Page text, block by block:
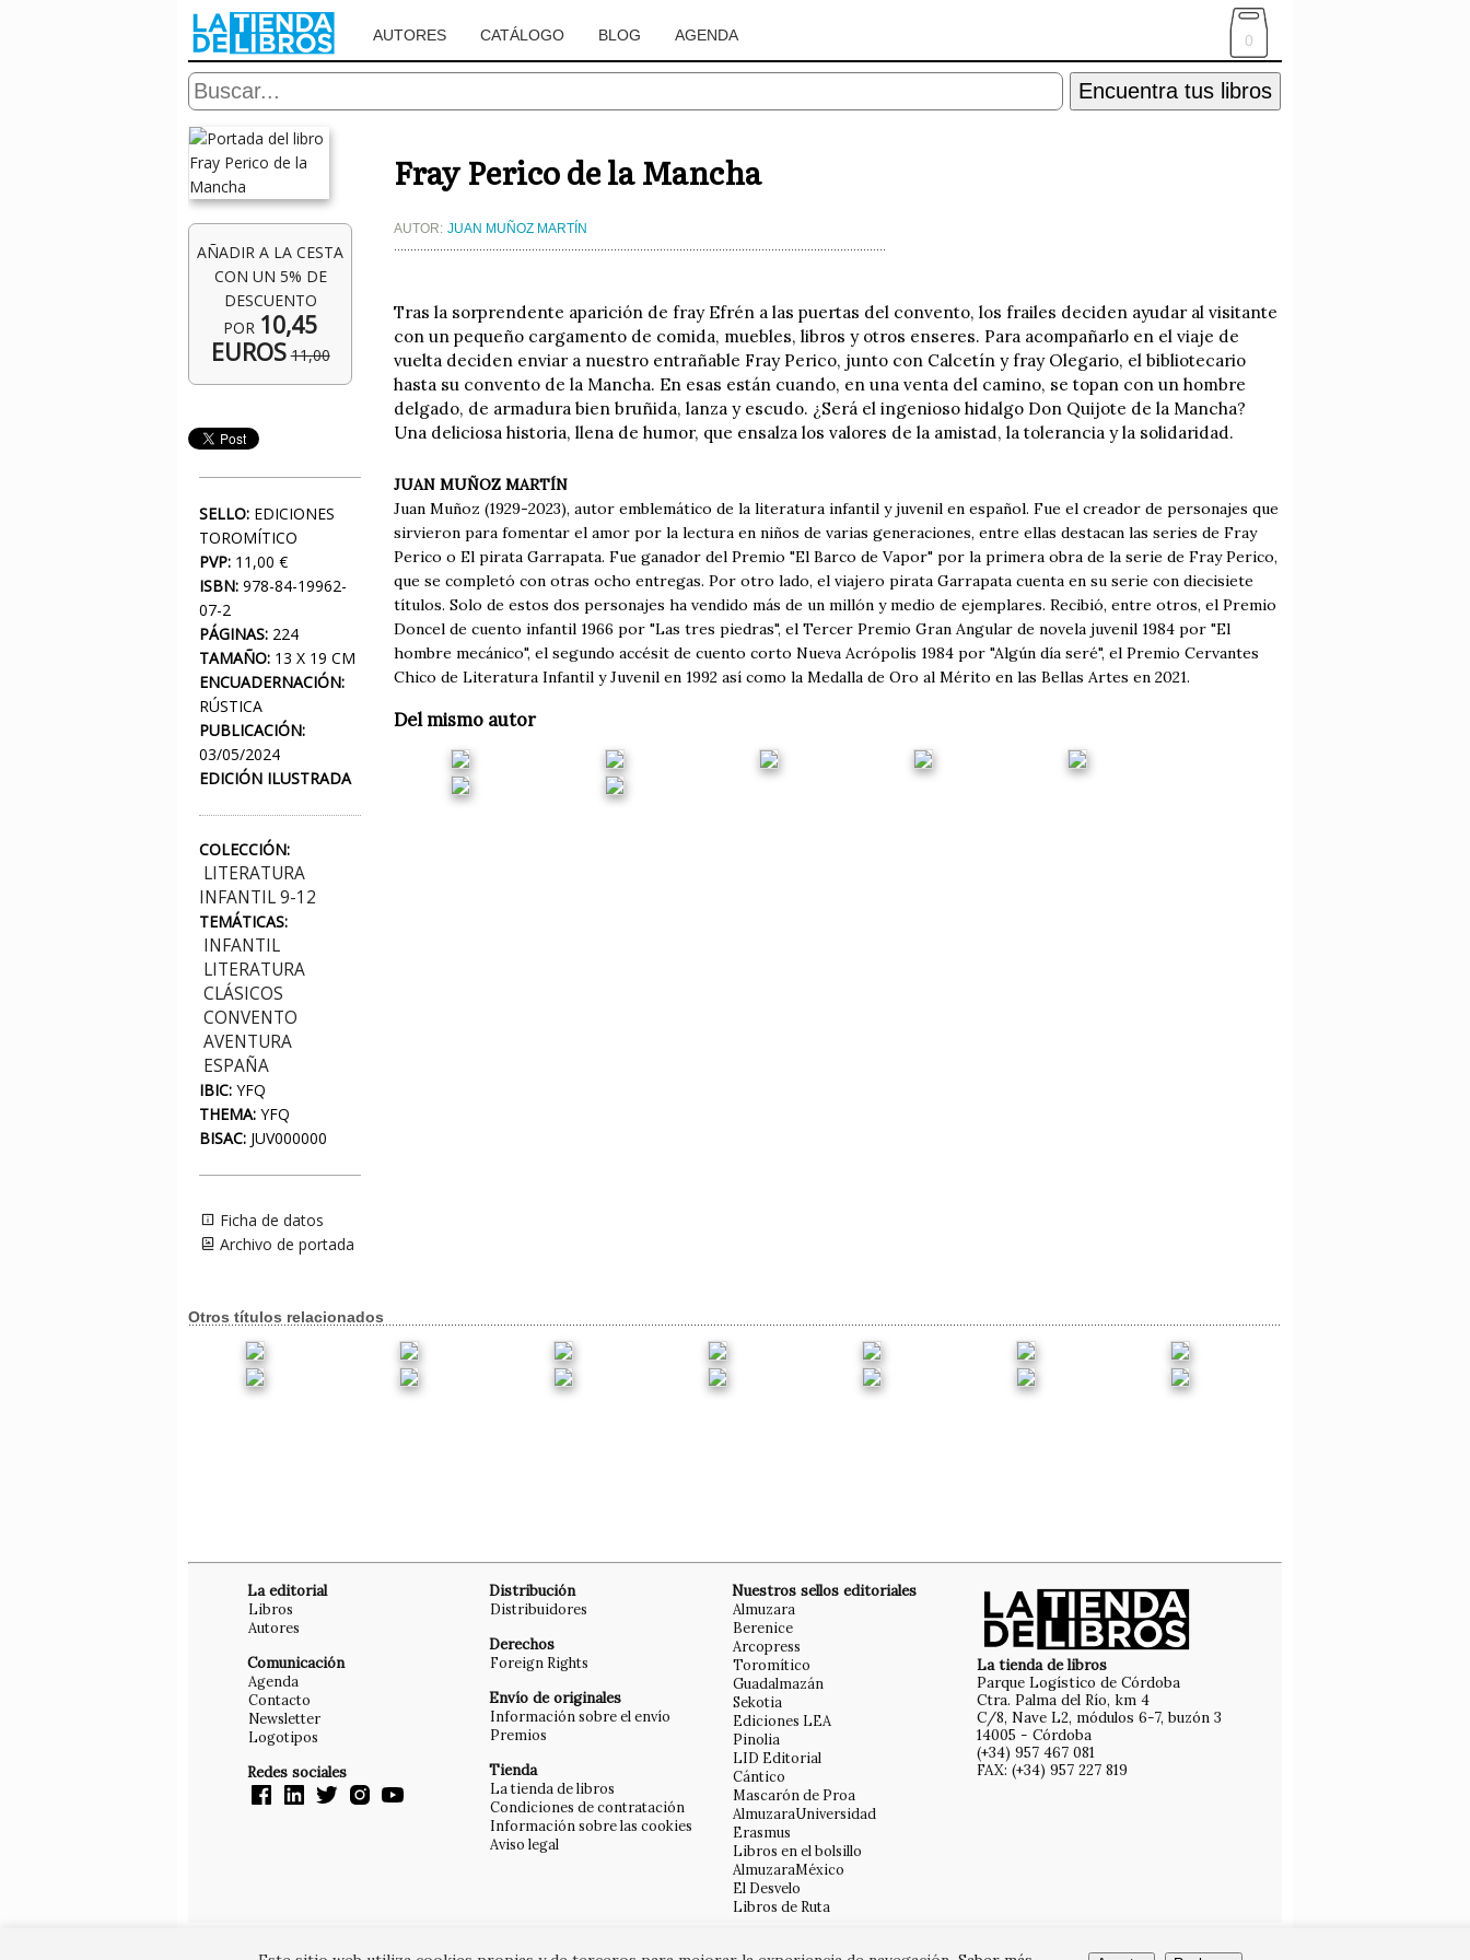
AUTORES CATÁLOGO BLOG AGENDA 0
Encuentra tus libros
AÑADIR A LA CESTA
CON UN 5% DE
DESCUENTO
POR 10,45
EUROS 11,00
SELLO: EDICIONES
TOROMÍTICO
PVP: 11,00 €
ISBN: 978-84-19962-
07-2
PÁGINAS: 224
TAMAÑO: 13 X 19 CM
ENCUADERNACIÓN:
RÚSTICA
PUBLICACIÓN:
03/05/2024
EDICIÓN ILUSTRADA
COLECCIÓN:
LITERATURA
INFANTIL 9-12
TEMÁTICAS:
INFANTIL
LITERATURA
CLÁSICOS
CONVENTO
AVENTURA
ESPAÑA
IBIC: YFQ
THEMA: YFQ
BISAC: JUV000000
Ficha de datos
Archivo de portada
Fray Perico de la Mancha
AUTOR: JUAN MUÑOZ MARTÍN
Tras la sorprendente aparición de fray Efrén a las puertas del convento, los frailes deciden ayudar al visitante
con un pequeño cargamento de comida, muebles, libros y otros enseres. Para acompañarlo en el viaje de
vuelta deciden enviar a nuestro entrañable Fray Perico, junto con Calcetín y fray Olegario, el bibliotecario
hasta su convento de la Mancha. En esas están cuando, en una venta del camino, se topan con un hombre
delgado, de armadura bien bruñida, lanza y escudo. ¿Será el ingenioso hidalgo Don Quijote de la Mancha?
Una deliciosa historia, llena de humor, que ensalza los valores de la amistad, la tolerancia y la solidaridad.
JUAN MUÑOZ MARTÍN
Juan Muñoz (1929-2023), autor emblemático de la literatura infantil y juvenil en español. Fue el creador de personajes que
sirvieron para fomentar el amor por la lectura en niños de varias generaciones, entre ellas destacan las series de Fray
Perico o El pirata Garrapata. Fue ganador del Premio "El Barco de Vapor" por la primera obra de la serie de Fray Perico,
que se completó con otras ocho entregas. Por otro lado, el viajero pirata Garrapata cuenta en su serie con diecisiete
títulos. Solo de estos dos personajes ha vendido más de un millón y medio de ejemplares. Recibió, entre otros, el Premio
Doncel de cuento infantil 1966 por "Las tres piedras", el Tercer Premio Gran Angular de novela juvenil 1984 por "El
hombre mecánico", el segundo accésit de cuento corto Nueva Acrópolis 1984 por "Algún día seré", el Premio Cervantes
Chico de Literatura Infantil y Juvenil en 1992 así como la Medalla de Oro al Mérito en las Bellas Artes en 2021.
Del mismo autor
Otros títulos relacionados
La editorial
Libros
Autores
Comunicación
Agenda
Contacto
Newsletter
Logotipos
Redes sociales
Distribución
Distribuidores
Derechos
Foreign Rights
Envío de originales
Información sobre el envío
Premios
Tienda
La tienda de libros
Condiciones de contratación
Información sobre las cookies
Aviso legal
Nuestros sellos editoriales
Almuzara
Berenice
Arcopress
Toromítico
Guadalmazán
Sekotia
Ediciones LEA
Pinolia
LID Editorial
Cántico
Mascarón de Proa
AlmuzaraUniversidad
Erasmus
Libros en el bolsillo
AlmuzaraMéxico
El Desvelo
Libros de Ruta
La tienda de libros
Parque Logístico de Córdoba
Ctra. Palma del Río, km 4
C/8, Nave L2, módulos 6-7, buzón 3
14005 - Córdoba
(+34) 957 467 081
FAX: (+34) 957 227 819